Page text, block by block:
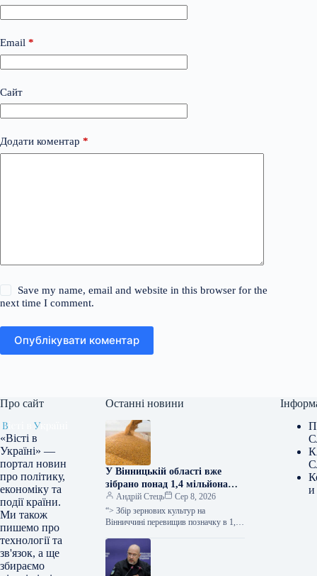
Email *
Сайт
Додати коментар *
Save my name, email and website in this browser for the
next time I comment.
Опублікувати коментар
Про сайт
«Вісті в
Україні» —
портал новин
про політику,
економіку та
події країни.
Ми також
пишемо про
технології та
зв'язок, а ще
збираємо
Останні новини
У Вінницькій області вже
зібрано понад 1,4 мільйона
тонн зерна, при цьому
врожайність перевищує
показники минулого року –
Андрій Стець
Сер 8, 2026
“> Збір зернових культур на
Вінниччині перевищив позначку в 1,4
обласної військової адміністрації
Наталя…
и